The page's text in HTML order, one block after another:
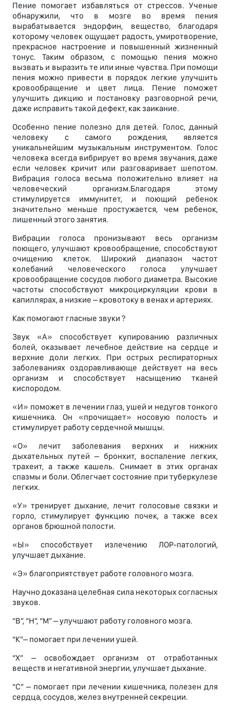
Пение помогает избавляться от стрессов. Ученые
обнаружили, что в мозге во время пения
вырабатывается эндорфин, вещество, благодаря
которому человек ощущает радость, умиротворение,
прекрасное настроение и повышенный жизненный
тонус. Таким образом, с помощью пения можно
вызвать и выразить те или иные чувства. При помощи
пения можно привести в порядок легкие улучшить
кровообращение и цвет лица. Пение поможет
улучшить дикцию и постановку разговорной речи,
даже исправить такой дефект, как заикание.
Особенно пение полезно для детей. Голос, данный
человеку с самого рождения, является
уникальнейшим музыкальным инструментом. Голос
человека всегда вибрирует во время звучания, даже
если человек кричит или разговаривает шепотом.
Вибрация голоса весьма положительно влияет на
человеческий организм.Благодаря этому
стимулируется иммунитет, и поющий ребенок
значительно меньше простужается, чем ребенок,
лишенный этого занятия.
Вибрации голоса пронизывают весь организм
поющего, улучшают кровообращение, способствуют
очищению клеток. Широкий диапазон частот
колебаний человеческого голоса улучшает
кровообращение сосудов любого диаметра. Высокие
частоты способствуют микроциркуляции крови в
капиллярах, а низкие – кровотоку в венах и артериях.
Как помогают гласные звуки ?
Звук «А» способствует купированию различных
болей, оказывает лечебное действие на сердце и
верхние доли легких. При острых респираторных
заболеваниях оздоравливающе действует на весь
организм и способствует насыщению тканей
кислородом.
«И» поможет в лечении глаз, ушей и недугов тонкого
кишечника. Он «прочищает» носовую полость и
стимулирует работу сердечной мышцы.
«О» лечит заболевания верхних и нижних
дыхательных путей – бронхит, воспаление легких,
трахеит, а также кашель. Снимает в этих органах
спазмы и боли. Облегчает состояние при туберкулезе
легких.
«У» тренирует дыхание, лечит голосовые связки и
горло, стимулирует функцию почек, а также всех
органов брюшной полости.
«Ы» способствует излечению ЛОР-патологий,
улучшает дыхание.
«Э» благоприятствует работе головного мозга.
Научно доказана целебная сила некоторых согласных
звуков.
“В”, “Н”, “М” – улучшают работу головного мозга.
“К”– помогает при лечении ушей.
“Х” – освобождает организм от отработанных
веществ и негативной энергии, улучшает дыхание.
“С” – помогает при лечении кишечника, полезен для
сердца, сосудов, желез внутренней секреции.